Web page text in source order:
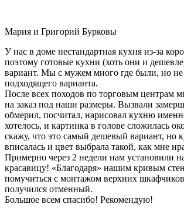
Мария и Григорий Бурковы
У нас в доме нестандартная кухня из-за
поэтому готовые кухни (хоть они и
вариант. Мы с мужем много где были, но
подходящего варианта.
После всех походов по торговым центрам
на заказ под наши размеры. Вызвали
обмерил, посчитал, нарисовал кухню
хотелось, и картинка в голове сложилась
скажу, что это самый дешевый вариант, но
вписалась и цвет выбрала такой, как мне
Примерно через 2 недели нам установили
красавицу! «Благодаря» нашим кривым
помучиться с монтажом верхних
получился отменный.
Большое всем спасибо! Рекомендую!